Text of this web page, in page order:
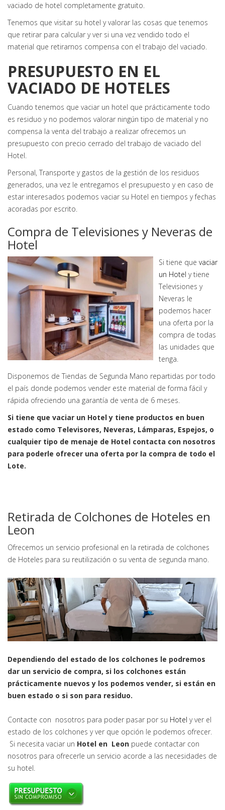
vaciado de hotel completamente gratuito.
Tenemos que visitar su hotel y valorar las cosas que tenemos
que retirar para calcular y ver si una vez vendido todo el
material que retirarnos compensa con el trabajo del vaciado.
PRESUPUESTO EN EL
VACIADO DE HOTELES
Cuando tenemos que vaciar un hotel que prácticamente todo
es residuo y no podemos valorar ningún tipo de material y no
compensa la venta del trabajo a realizar ofrecemos un
presupuesto con precio cerrado del trabajo de vaciado del
Hotel.
Personal, Transporte y gastos de la gestión de los residuos
generados, una vez le entregamos el presupuesto y en caso de
estar interesados podemos vaciar su Hotel en tiempos y fechas
acoradas por escrito.
Compra de Televisiones y Neveras de
Hotel
Si tiene que vaciar
un Hotel y tiene
Televisiones y
Neveras le
podemos hacer
una oferta por la
compra de todas
las unidades que
tenga.
Disponemos de Tiendas de Segunda Mano repartidas por todo
el país donde podemos vender este material de forma fácil y
rápida ofreciendo una garantía de venta de 6 meses.
Si tiene que vaciar un Hotel y tiene productos en buen
estado como Televisores, Neveras, Lámparas, Espejos, o
cualquier tipo de menaje de Hotel contacta con nosotros
para poderle ofrecer una oferta por la compra de todo el
Lote.
Retirada de Colchones de Hoteles en
Leon
Ofrecemos un servicio profesional en la retirada de colchones
de Hoteles para su reutilización o su venta de segunda mano.
Dependiendo del estado de los colchones le podremos
dar un servicio de compra, si los colchones están
prácticamente nuevos y los podemos vender, si están en
buen estado o si son para residuo.
Contacte con nosotros para poder pasar por su Hotel y ver el
estado de los colchones y ver que opción le podemos ofrecer.
Si necesita vaciar un Hotel en Leon puede contactar con
nosotros para ofrecerle un servicio acorde a las necesidades de
su hotel.